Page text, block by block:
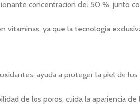
concentración del 50 %, junto
ya que la tecnología
ayuda a proteger la piel de
de los poros, cuida la apariencia de